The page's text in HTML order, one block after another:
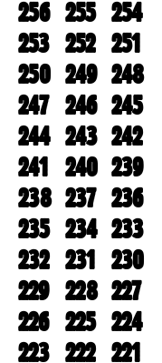
256 255 254
253 252 251
250 249 248
247 246 245
244 243 242
241 240 239
238 237 236
235 234 233
232 231 230
229 228 227
226 225 224
223 222 221